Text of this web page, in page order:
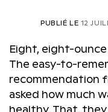
PUBLIÉ LE 12
Eight, eight-
The easy-to-
recommendation
asked how much